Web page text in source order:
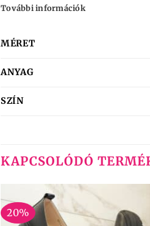
További információk
MÉRET
ANYAG
SZÍN
KAPCSOLÓDÓ
20%